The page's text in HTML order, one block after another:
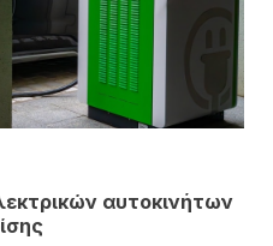
αυτοκινήτων